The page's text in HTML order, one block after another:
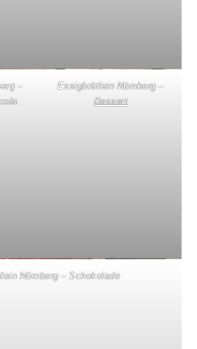
–
Essigbrätlein Nürnberg –
Dessert
Nürnberg – Schokolade